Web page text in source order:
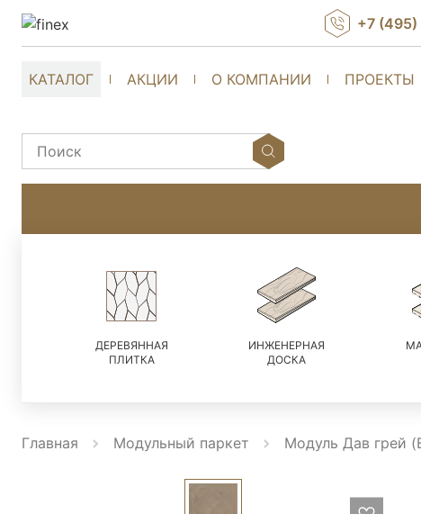
КАТАЛОГ АКЦИИ О КОМПАНИИ ПРОЕКТЫ
+7
ДЕРЕВЯННАЯ
ПЛИТКА
ИНЖЕНЕРНАЯ
ДОСКА
Главная Модульный паркет Модуль Дав грей